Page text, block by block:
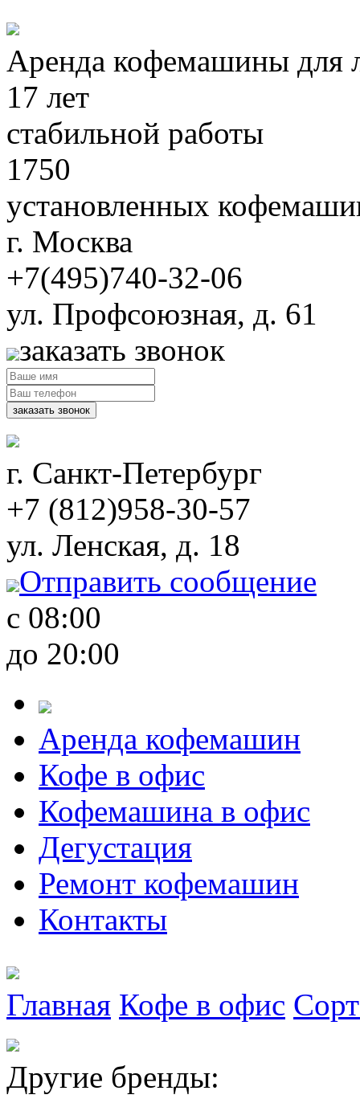
Аренда кофемашины для
17 лет
стабильной работы
1750
установленных
г. Москва
+7(495)740-32-06
ул. Профсоюзная, д. 61
заказать звонок
г. Санкт-Петербург
+7 (812)958-30-57
ул. Ленская, д. 18
Отправить сообщение
с 08:00
до 20:00
Аренда кофемашин
Кофе в офис
Кофемашина в офис
Дегустация
Ремонт кофемашин
Контакты
Главная Кофе в офис
Другие бренды: